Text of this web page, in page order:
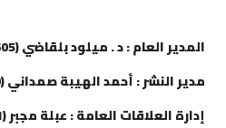
المدير العام : د . ميلود بلقاضي (0661100605)
مدير النشر : أحمد الهيبة صمداني (0659506080)
إدارة العلاقات العامة : عبلة مجبر (0707315941)